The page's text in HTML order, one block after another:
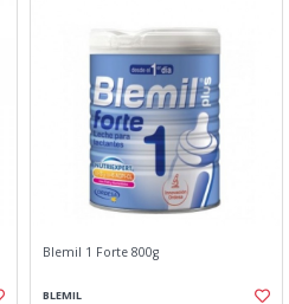
Blemil 1 Forte 800g
BLEMIL